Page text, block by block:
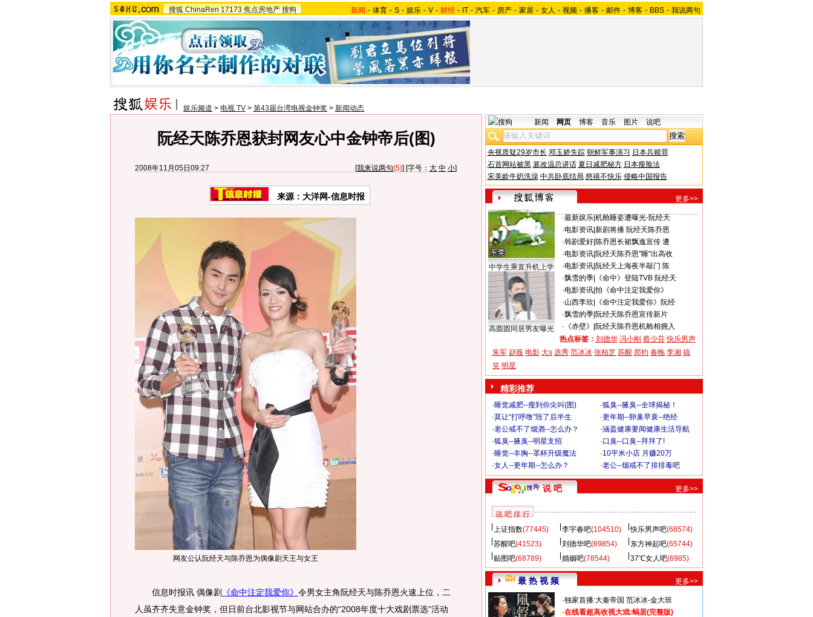
搜狐 ChinaRen 17173 焦点房地产 搜狗 新闻 - 体育 - S - 娱乐 - V - 财经 - IT - 汽车 - 房产 - 家居 - 女人 - 视频 - 播客 - 邮件 - 博客 - BBS - 我说两句
娱乐频道 > 电视 TV > 第43届台湾电视金钟奖 > 新闻动态
阮经天陈乔恩获封网友心中金钟帝后(图)
2008年11月05日09:27 [我来说两句(5)] [字号： 大 中 小]
来源：大洋网-信息时报
网友公认阮经天与陈乔恩为偶像剧天王与女王
信息时报讯 偶像剧 《命中注定我爱你》 令男女主角阮经天与陈乔恩火速上位，二
人虽齐齐失意金钟奖，但日前台北影视节与网站合办的“2008年度十大戏剧票选”活动
新闻 网页 博客 音乐 图片 说吧
央视质疑29岁市长 邓玉娇失踪 朝鲜军事演习 日本兵赎罪
石首网站被黑 篡改温总讲话 夏日减肥秘方 日本瘦脸法
宋美龄牛奶洗澡 中共卧底结局 慈禧不快乐 侵略中国报告
更多>>
中学生乘直升机上学
高圆圆同居男友曝光
·最新娱乐| 机舱睡姿遭曝光-阮经天
·电影资讯| 新剧将播 阮经天陈乔恩
·韩剧爱好| 陈乔恩长裙飘逸宣传 遭
·电影资讯| 阮经天陈乔恩"睡"出高收
·电影资讯| 阮经天上海夜半敲门 陈
·飘雪的季|
《命中》登陆TVB 阮经天
·电影资讯| 拍《命中注定我爱你》
·山西李欣
《命中注定我爱你》阮经
·飘雪的季| 阮经天陈乔恩宣传新片
· 《赤壁》
阮经天陈乔恩机舱相拥入
热点标签： 刘德华 冯小刚 蔡少芬 快乐男声
朱军 赵薇 电影 大s 选秀 范冰冰 张柏芝 苏醒 郑钧 春晚 李湘 搞
笑 明星
精彩推荐
·睡觉减肥--瘦到你尖叫(图) ·狐臭--腋臭--全球揭秘！
·莫让“打呼噜”毁了后半生 ·更年期--卵巢早衰--绝经
·老公戒不了烟酒--怎么办？ ·涵盖健康要闻健康生活导航
·狐臭--腋臭--明星支招 ·口臭--口臭--拜拜了!
·睡觉--丰胸--罩杯升级魔法 ·10平米小店 月赚20万
·女人--更年期--怎么办？ ·老公--烟戒不了排排毒吧
说 吧 更多>>
说 吧 排 行
上证指数(77445) 李宇春吧(104510) 快乐男声吧(68574)
苏醒吧(41523) 刘德华吧(69854) 东方神起吧(65744)
贴图吧(68789) 婚姻吧(78544) 37℃女人吧(6985)
最 热 视 频 更多>>
·独家首播:大秦帝国 范冰冰-金大班
·在线看超高收视大戏:蜗居(完整版)